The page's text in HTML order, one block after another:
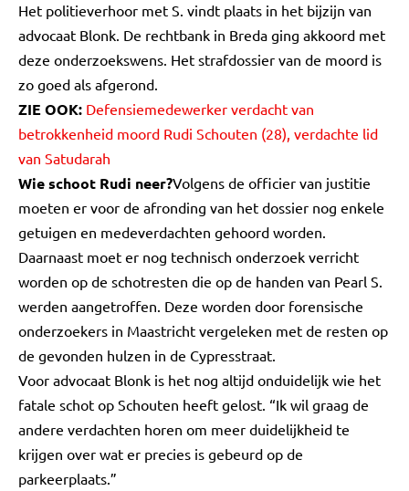
Het politieverhoor met S. vindt plaats in het bijzijn van
advocaat Blonk. De rechtbank in Breda ging akkoord met
deze onderzoekswens. Het strafdossier van de moord is
zo goed als afgerond.
ZIE OOK: Defensiemedewerker verdacht van
betrokkenheid moord Rudi Schouten (28), verdachte lid
van Satudarah
Wie schoot Rudi neer?Volgens de officier van justitie
moeten er voor de afronding van het dossier nog enkele
getuigen en medeverdachten gehoord worden.
Daarnaast moet er nog technisch onderzoek verricht
worden op de schotresten die op de handen van Pearl S.
werden aangetroffen. Deze worden door forensische
onderzoekers in Maastricht vergeleken met de resten op
de gevonden hulzen in de Cypresstraat.
Voor advocaat Blonk is het nog altijd onduidelijk wie het
fatale schot op Schouten heeft gelost. “Ik wil graag de
andere verdachten horen om meer duidelijkheid te
krijgen over wat er precies is gebeurd op de
parkeerplaats.”